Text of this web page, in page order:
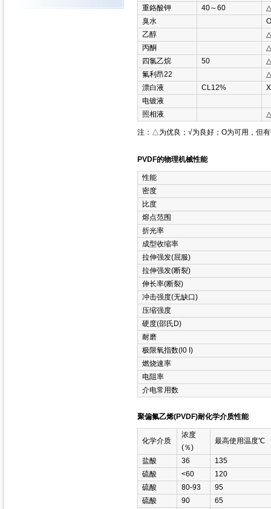
重鉻酸钾
40～60
△
臭水
Ο
乙醇
△
丙酮
△
四氯乙烷
50
△
氟利昂22
△
漂白液
CL12%
Χ
电镀液
照相液
△
注：△为优良；√为良好；Ο为可用，但
PVDF的物理机械性能
性能
密度
比度
熔点范围
折光率
成型收缩率
拉伸强发(屈服)
拉伸强发(断裂)
伸长率(断裂)
冲击强度(无缺口)
压缩强度
硬度(邵氏D)
耐磨
极限氧指数(l0 I)
燃烧速率
电阻率
介电常用数
聚偏氟乙烯(PVDF)耐化学介质性能
化学介质
浓度
(％)
最高使用温度℃
盐酸 36
135
硫酸
<60
120
硫酸
80-93
95
硫酸
90
65